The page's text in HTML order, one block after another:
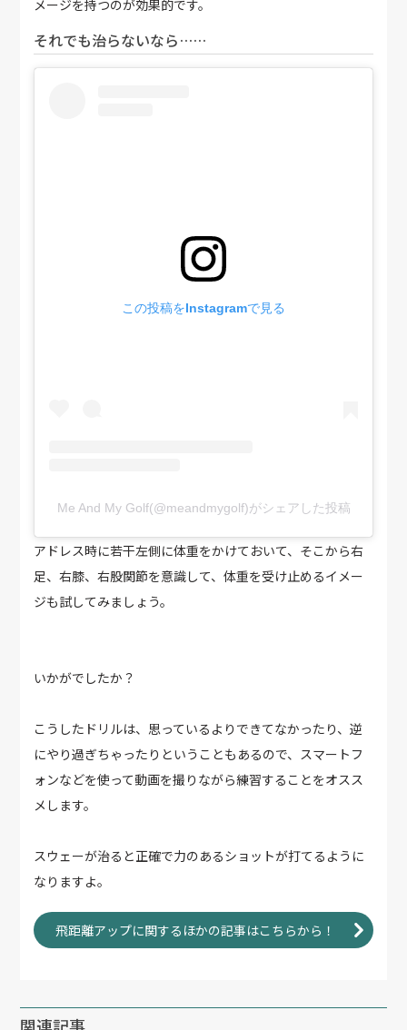
メージを持つのが効果的です。
それでも治らないなら……
この投稿をInstagramで見る
Me And My Golf(@meandmygolf)がシェアした投稿
アドレス時に若干左側に体重をかけておいて、そこから右
足、右膝、右股関節を意識して、体重を受け止めるイメー
ジも試してみましょう。
いかがでしたか？
こうしたドリルは、思っているよりできてなかったり、逆
にやり過ぎちゃったりということもあるので、スマートフ
ォンなどを使って動画を撮りながら練習することをオスス
メします。
スウェーが治ると正確で力のあるショットが打てるように
なりますよ。
飛距離アップに関するほかの記事はこちらから！
関連記事